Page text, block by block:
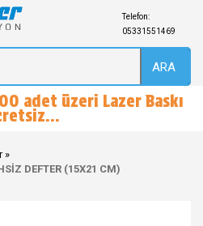
Telefon:
05331551469
ARA
adet üzeri Lazer Baskı
DEFTER (15X21 CM)